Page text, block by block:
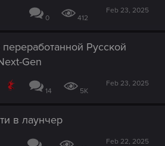
0 412
Feb 23, 2025
Русской
Gen
14 5K
Feb 23, 2025
в лаунчер
Feb 22, 2025